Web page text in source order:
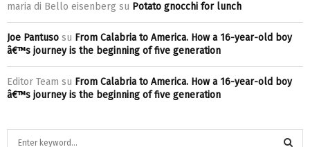
maria di Bello eisenberg su Potato gnocchi for lunch
Joe Pantuso su From Calabria to America. How a 16-year-old boy
â€™s journey is the beginning of five generation
Editor Team su From Calabria to America. How a 16-year-old boy
â€™s journey is the beginning of five generation